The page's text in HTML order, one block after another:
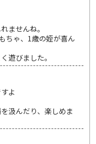
ませんね。
ちゃ、1歳の姪が喜ん
遊びました。
よ
汲んだり、楽しめま